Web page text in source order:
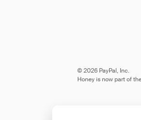
© 2026 PayPal, Inc.
Honey is now part of